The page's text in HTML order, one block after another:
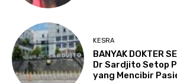
KESRA
BANYAK DOKTER
Dr Sardjito Setop
yang Mencibir